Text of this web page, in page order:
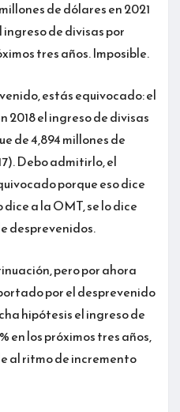
de dólares en 2021
de divisas por
tres años. Imposible.
estás equivocado: el
2018 el ingreso de divisas
de 4,894 millones de
Debo admitirlo, el
porque eso dice
a la OMT, se lo dice
desprevenidos.
pero por ahora
por el desprevenido
hipótesis el ingreso de
en los próximos tres años,
al ritmo de incremento